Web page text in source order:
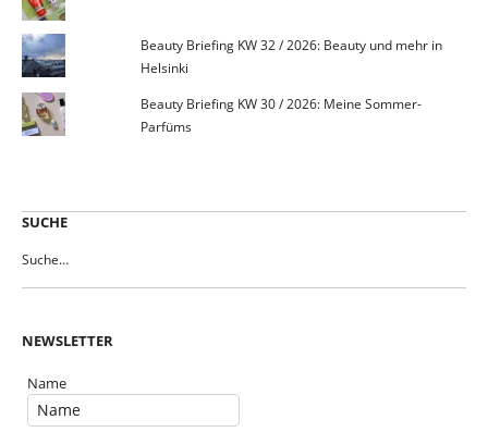
Beauty Briefing KW 32 / 2026: Beauty und mehr in
Helsinki
Beauty Briefing KW 30 / 2026: Meine Sommer-
Parfüms
SUCHE
NEWSLETTER
Name